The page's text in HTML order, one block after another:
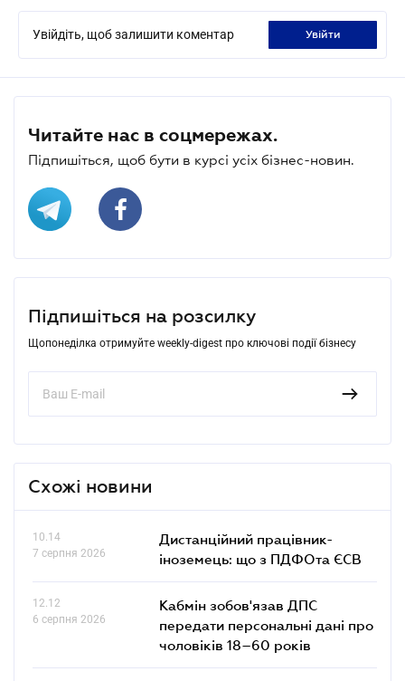
Увійдіть, щоб залишити коментар увійти
Читайте нас в соцмережах.
Підпишіться, щоб бути в курсі усіх бізнес-новин.
Підпишіться на розсилку
Щопонеділка отримуйте weekly-digest про ключові події бізнесу
Схожі новини
10.14
7 серпня 2026
Дистанційний працівник-
іноземець: що з ПДФОта ЄСВ
12.12
6 серпня 2026
Кабмін зобов'язав ДПС
передати персональні дані про
чоловіків 18–60 років